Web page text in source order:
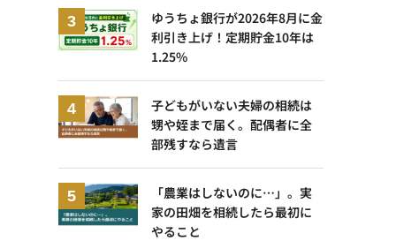
ゆうちょ銀行が2026年8月に金
利引き上げ！定期貯金10年は
1.25%
子どもがいない夫婦の相続は
甥や姪まで届く。配偶者に全
部残すなら遺言
「農業はしないのに…」。実
家の田畑を相続したら最初に
やること